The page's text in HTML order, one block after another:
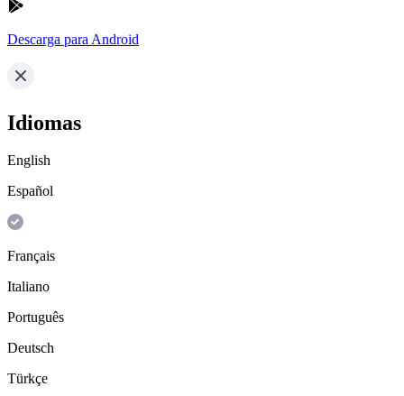
Descarga para Android
Idiomas
English
Español
Français
Italiano
Português
Deutsch
Türkçe